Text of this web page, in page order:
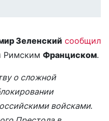
Зеленский сообщил
Римским Франциском.
о сложной
войсками.